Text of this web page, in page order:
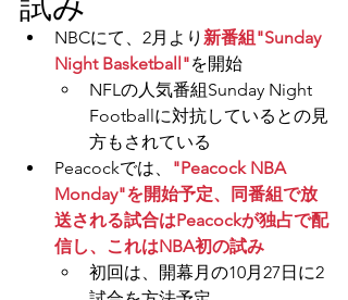
NBCにて、2月より 新番組"Sunday
Night Basketball"を開始
NFLの人気番組Sunday Night
Footballに対抗しているとの見
方もされている
Peacockでは、
"Peacock NBA
Monday"を開始予定、同番組で放
送される試合はPeacockが独占で配
信し、これはNBA初の試み
初回は、開幕月の10月27日に2